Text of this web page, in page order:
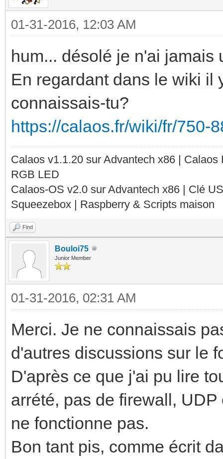
01-31-2016, 12:03 AM
hum... désolé je n'ai jamais
En regardant dans le wiki il
connaissais-tu?
https://calaos.fr/wiki/fr/750-
Calaos v1.1.20 sur Advantech x86 |
RGB LED
Calaos-OS v2.0 sur Advantech x86 | Clé
Squeezebox | Raspberry & Scripts maison
Find
Bouloi75
Junior Member
01-31-2016, 02:31 AM
Merci. Je ne connaissais
d'autres discussions sur le
D'après ce que j'ai pu lire
arrété, pas de firewall,
ne fonctionne pas.
Bon tant pis, comme écrit